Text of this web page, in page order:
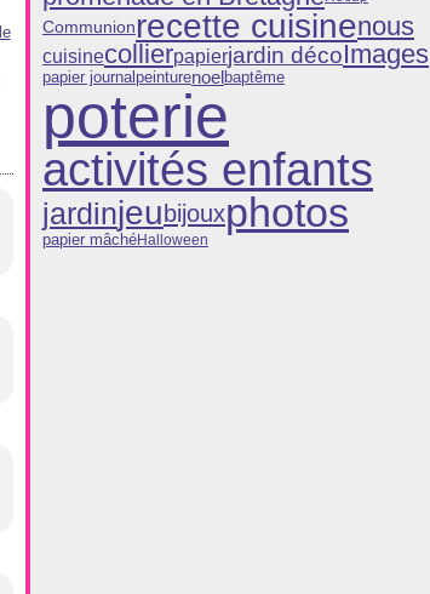
Communionrecette cuisinenous
cuisinecollierpapierjardin décoImages
papier journal peinturenoelbaptême
poterie
activités enfants
jardinjeubijouxphotos
papier mâchéHalloween